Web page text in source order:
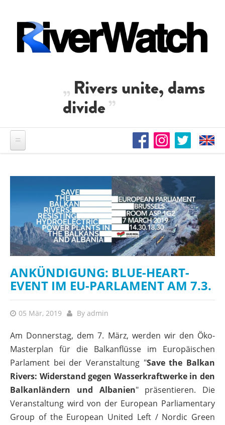
Rivers unite, dams
divide
ANKÜNDIGUNG: BLUE-HEART-
EVENT IM EU-PARLAMENT AM 7.3.
05 Mär, 2019 By admin
Am Donnerstag, dem 7. März, werden wir den Öko-
Masterplan für die Balkanflüsse im Europäischen
Parlament bei der Veranstaltung "Save the Balkan
Rivers: Widerstand gegen Wasserkraftwerke in den
Balkanländern und Albanien" präsentieren. Die
Veranstaltung wird von der European Parliamentary
Group of the European United Left / Nordic Green